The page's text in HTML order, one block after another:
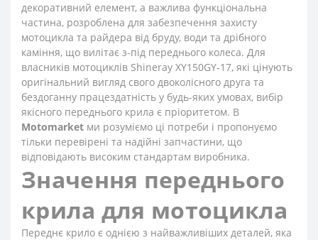
декоративний елемент, а важлива функціональна
частина, розроблена для забезпечення захисту
мотоцикла та райдера від бруду, води та дрібного
каміння, що вилітає з-під переднього колеса. Для
власників мотоциклів Shineray XY150GY-17, які цінують
оригінальний вигляд свого двоколісного друга та
бездоганну працездатність у будь-яких умовах, вибір
якісного переднього крила є пріоритетом. В
Motomarket ми розуміємо ці потреби і пропонуємо
тільки перевірені та надійні запчастини, що
відповідають високим стандартам виробника.
Значення переднього
крила для мотоцикла
Переднє крило є однією з найважливіших деталей, яка